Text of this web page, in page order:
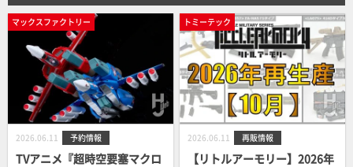
マックスファクトリー
2026.06.11 予約情報
TVアニメ『超時空要塞マクロ
トミーテック
2026.06.11 再販情報
【リトルアーモリー】2026年